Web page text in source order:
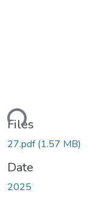
Files
27.pdf(1.57 MB)
Date
2025